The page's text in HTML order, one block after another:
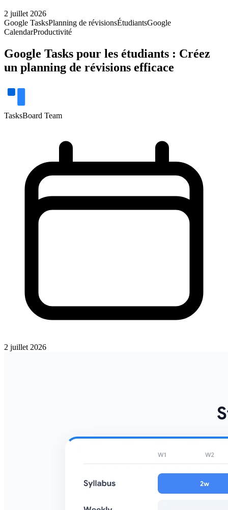
2 juillet 2026
Google TasksPlanning de révisionsÉtudiantsGoogle
CalendarProductivité
Google Tasks pour les étudiants : Créez
un planning de révisions efficace
TasksBoard Team
2 juillet 2026